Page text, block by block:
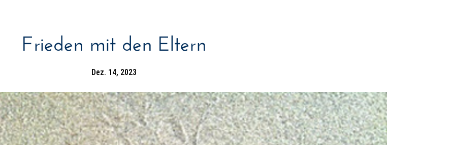
Frieden mit den Eltern
Dez. 14, 2023